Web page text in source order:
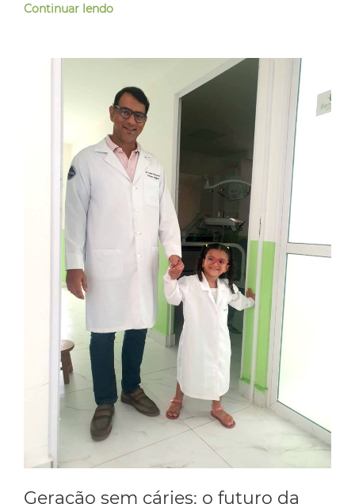
Continuar lendo
Geração sem cáries: o futuro da